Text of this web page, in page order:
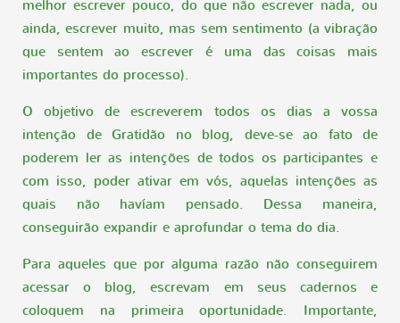
melhor escrever pouco, do que não escrever nada, ou
ainda, escrever muito, mas sem sentimento (a vibração
que sentem ao escrever é uma das coisas mais
importantes do processo).
O objetivo de escreverem todos os dias a vossa
intenção de Gratidão no blog, deve-se ao fato de
poderem ler as intenções de todos os participantes e
com isso, poder ativar em vós, aquelas intenções as
quais não havíam pensado. Dessa maneira,
conseguirão expandir e aprofundar o tema do dia.
Para aqueles que por alguma razão não conseguirem
acessar o blog, escrevam em seus cadernos e
coloquem na primeira oportunidade. Importante,